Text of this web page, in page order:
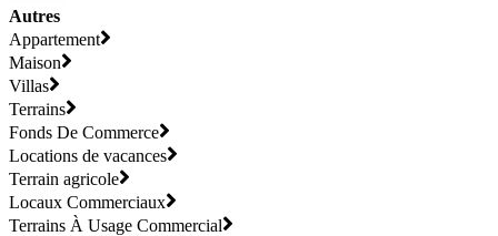
Autres
Appartement
Maison
Villas
Terrains
Fonds De Commerce
Locations de vacances
Terrain agricole
Locaux Commerciaux
Terrains À Usage Commercial